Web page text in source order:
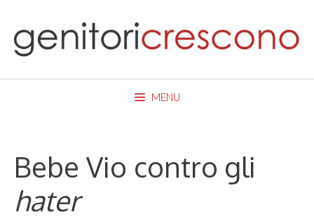
content
MENU
Bebe Vio contro gli
hater